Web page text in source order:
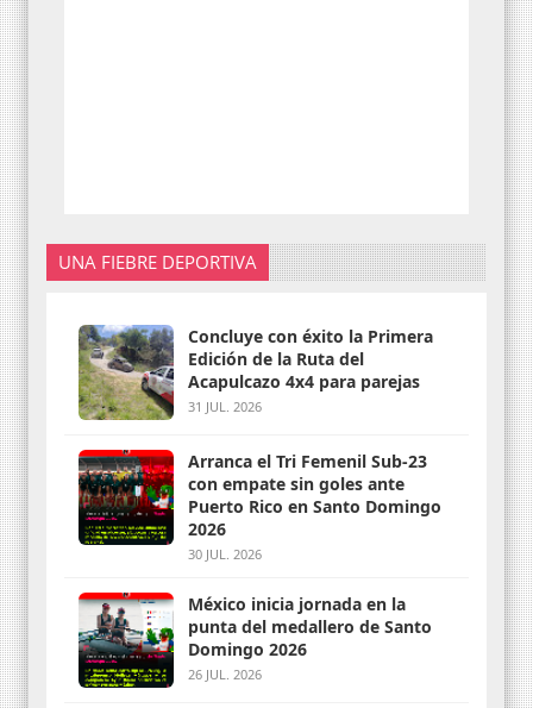
UNA FIEBRE DEPORTIVA
Concluye con éxito la Primera
Edición de la Ruta del
Acapulcazo 4x4 para parejas
31 JUL. 2026
Arranca el Tri Femenil Sub-23
con empate sin goles ante
Puerto Rico en Santo Domingo
2026
30 JUL. 2026
México inicia jornada en la
punta del medallero de Santo
Domingo 2026
26 JUL. 2026